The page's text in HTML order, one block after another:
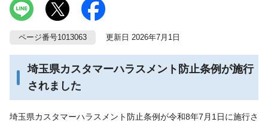
ページ番号1013063 更新日 2026年7月1日
埼玉県カスタマーハラスメント防止条例が施行
されました
埼玉県カスタマーハラスメント防止条例が令和8年7月1日に施行さ